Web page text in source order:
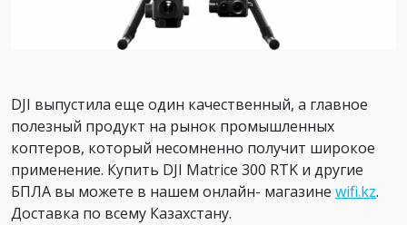
DJI выпустила еще один качественный, а главное
полезный продукт на рынок промышленных
коптеров, который несомненно получит широкое
применение. Купить DJI Matrice 300 RTK и другие
БПЛА вы можете в нашем онлайн- магазине wifi.kz.
Доставка по всему Казахстану.